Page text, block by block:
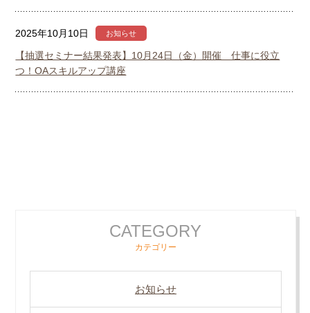
2025年10月10日 お知らせ
【抽選セミナー結果発表】10月24日（金）開催 仕事に役立
つ！OAスキルアップ講座
CATEGORY
カテゴリー
お知らせ